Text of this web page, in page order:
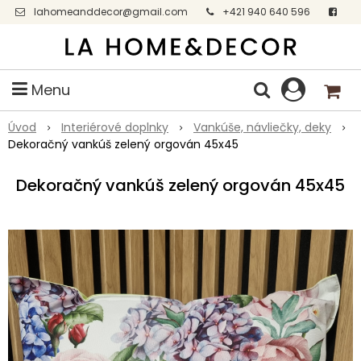
lahomeanddecor@gmail.com
+421 940 640 596
Facebook
Menu
Úvod Interiérové doplnky
Vankúše, návliečky, deky
Dekoračný vankúš zelený orgován 45x45
Dekoračný vankúš zelený orgován 45x45